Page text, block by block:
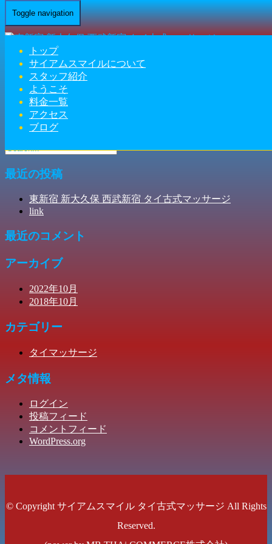
Toggle navigation
トップ
サイアムスマイルについて
スタッフ紹介
ようこそ
料金一覧
アクセス
ブログ
Home-サヤ(…
サヤ(Saya)東新宿 新大久保 西武新宿 タイ古式マッサージ | サ
イアムスマイル
最近の投稿
東新宿 新大久保 西武新宿 タイ古式マッサージ
link
最近のコメント
アーカイブ
2022年10月
2018年10月
カテゴリー
タイマッサージ
メタ情報
ログイン
投稿フィード
コメントフィード
WordPress.org
© Copyright サイアムスマイル タイ古式マッサージ All Rights
Reserved.